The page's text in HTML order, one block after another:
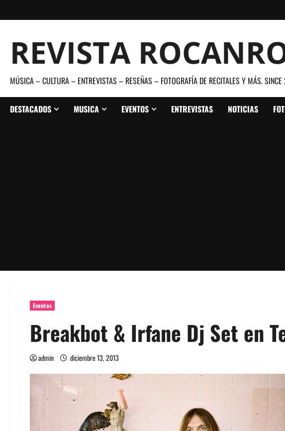
al
REVISTA
MÚSICA – CULTURA – ENTREVISTAS – RESEÑAS – FOTOGRAFÍA DE RECITALES Y MÁS.
DESTACADOS MUSICA EVENTOS ENTREVISTAS NOTICIAS
Eventos
Breakbot & Irfane Dj Set en
admin diciembre 13, 2013